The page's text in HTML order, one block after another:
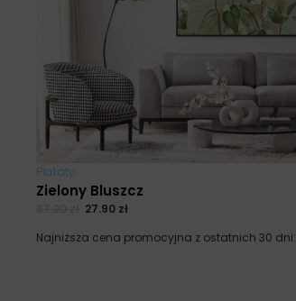
Plakaty
Zielony Bluszcz
27.90 zł
Najniższa cena promocyjna z ostatnich 30 dni: